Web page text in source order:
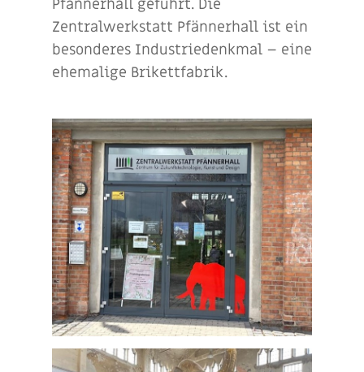
Pfännerhall geführt. Die
Zentralwerkstatt Pfännerhall ist ein
besonderes Industriedenkmal – eine
ehemalige Brikettfabrik.